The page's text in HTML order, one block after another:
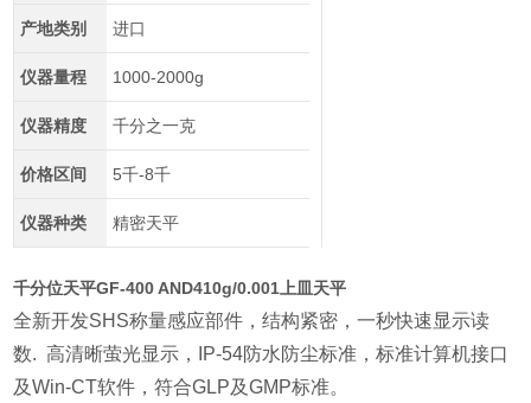
产地类别 进口
仪器量程 1000-2000g
仪器精度 千分之一克
价格区间 5千-8千
仪器种类 精密天平
千分位天平GF-400 AND410g/0.001上皿天平
全新开发SHS称量感应部件，结构紧密，一秒快速显示读
数.高清晰萤光显示， IP-54防水防尘标准，标准计算机接口
及Win-CT软件，符合GLP及GMP标准。